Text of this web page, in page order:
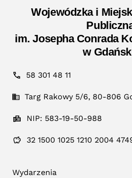
Wojewódzka i
im. Josepha Conrada
w
58 301 48 11
Targ Rakowy 5/6, 80-806
NIP: 583-19-50-988
32 1500 1025 1210 2004
Wydarzenia